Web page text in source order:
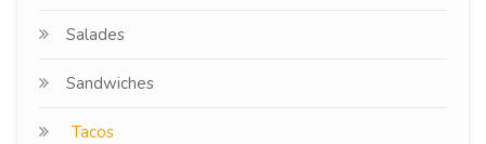
Salades
Sandwiches
Tacos